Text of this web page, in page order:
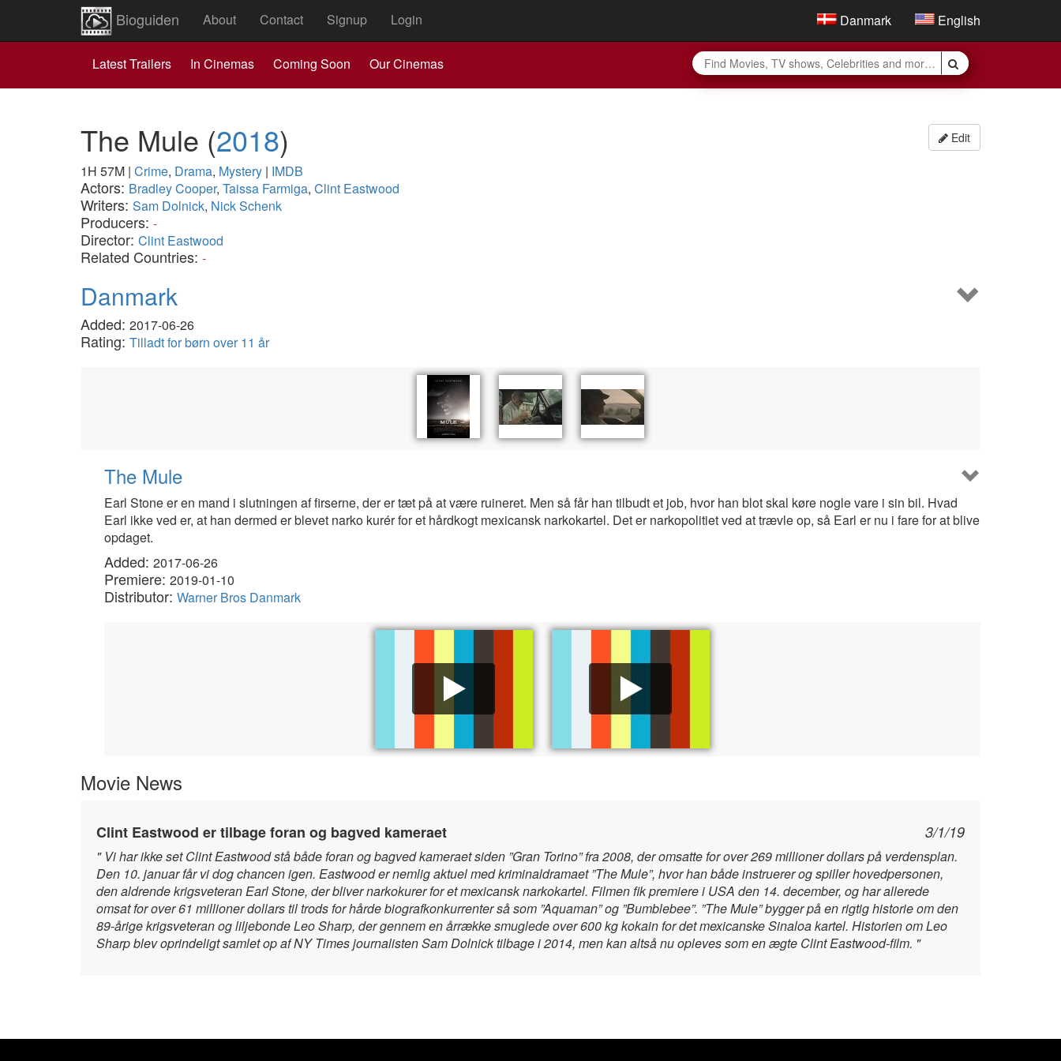
Bioguiden About Contact Signup Login Danmark English
Latest Trailers In Cinemas Coming Soon Our Cinemas
Edit
The Mule (2018)
1H 57M | Crime, Drama, Mystery | IMDB
Actors: Bradley Cooper, Taissa Farmiga, Clint Eastwood
Writers: Sam Dolnick, Nick Schenk
Producers: -
Director: Clint Eastwood
Related Countries: -
Danmark
Added: 2017-06-26
Rating: Tilladt for børn over 11 år
The Mule
Earl Stone er en mand i slutningen af firserne, der er tæt på at være ruineret. Men så får han tilbudt et job, hvor han blot skal køre nogle vare i sin bil. Hvad
Earl ikke ved er, at han dermed er blevet narko kurér for et hårdkogt mexicansk narkokartel. Det er narkopolitiet ved at trævle op, så Earl er nu i fare for at blive
opdaget.
Added: 2017-06-26
Premiere: 2019-01-10
Distributor: Warner Bros Danmark
Movie News
3/1/19
Clint Eastwood er tilbage foran og bagved kameraet
" Vi har ikke set Clint Eastwood stå både foran og bagved kameraet siden ”Gran Torino” fra 2008, der omsatte for over 269 millioner dollars på verdensplan.
Den 10. januar får vi dog chancen igen. Eastwood er nemlig aktuel med kriminaldramaet ”The Mule”, hvor han både instruerer og spiller hovedpersonen,
den aldrende krigsveteran Earl Stone, der bliver narkokurer for et mexicansk narkokartel. Filmen fik premiere i USA den 14. december, og har allerede
omsat for over 61 millioner dollars til trods for hårde biografkonkurrenter så som ”Aquaman” og ”Bumblebee”. ”The Mule” bygger på en rigtig historie om den
89-årige krigsveteran og liljebonde Leo Sharp, der gennem en årrække smuglede over 600 kg kokain for det mexicanske Sinaloa kartel. Historien om Leo
Sharp blev oprindeligt samlet op af NY Times journalisten Sam Dolnick tilbage i 2014, men kan altså nu opleves som en ægte Clint Eastwood-film. "